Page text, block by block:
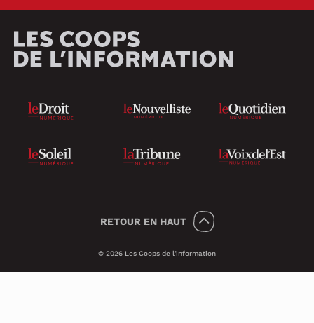
RETOUR EN HAUT
© 2026 Les Coops de l'information